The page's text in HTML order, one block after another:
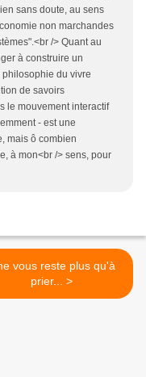
sans doute, au sens
non marchandes
/> Quant au
à construire un
du vivre
de savoirs
le mouvement interactif
- est une
mais ô combien
à mon<br /> sens, pour
vous reste plus qu'à
prier... >